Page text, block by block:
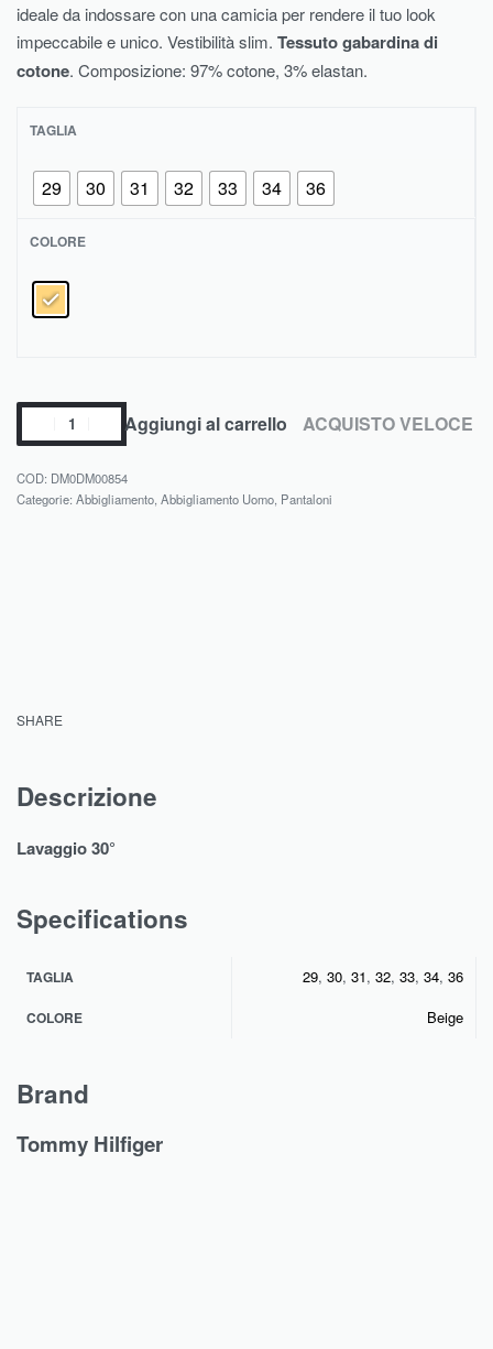
ideale da indossare con una camicia per rendere il tuo look
impeccabile e unico. Vestibilità slim. Tessuto gabardina di
cotone. Composizione: 97% cotone, 3% elastan.
TAGLIA
29 30 31 32 33 34 36
COLORE
Aggiungi al carrello ACQUISTO VELOCE
DM0DM00854
Categorie: Abbigliamento Abbigliamento Uomo Pantaloni
SHARE
Descrizione
Lavaggio 30°
Specifications
TAGLIA 29, 30, 31, 32, 33, 34, 36
COLORE Beige
Brand
Tommy Hilfiger